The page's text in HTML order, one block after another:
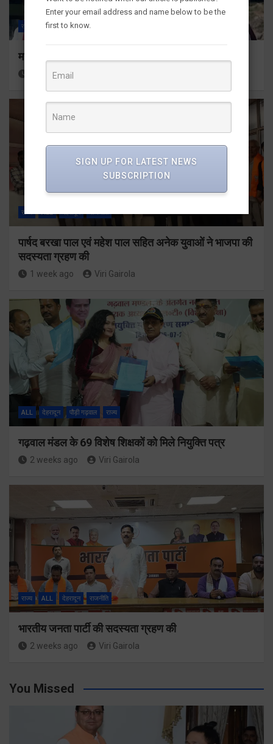
राज्य ALL देहरादून राजनीति
महेंद्र भट्ट के कुशल नेतृत्व ने गढ़े जीत के नये आयामः चौहान
1 week ago
राज्य ALL देहरादून राजनीति
पार्षद बरखा पाल एवं महेश पाल सहित अनेक युवाओं ने भाजपा की
सदस्यता ग्रहण की
1 week ago Viri Gairola
ALL देहरादून पौड़ी गढ़वाल राज्य
गढ़वाल मंडल के 69 विशेष शिक्षकों को मिले नियुक्ति पत्र
2 weeks ago Viri Gairola
राज्य ALL देहरादून राजनीति
भारतीय जनता पार्टी की सदस्यता ग्रहण की
2 weeks ago Viri Gairola
You Missed
Enter your email address and name below to be the
first to know.
SIGN UP FOR LATEST NEWS
SUBSCRIPTION